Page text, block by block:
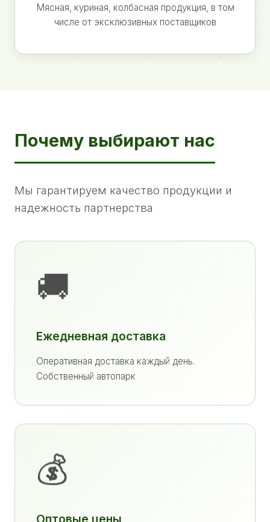
Мясная, куриная, колбасная продукция, в том
числе от эксклюзивных поставщиков
Почему выбирают нас
Мы гарантируем качество продукции и
надежность партнерства
🚚
Ежедневная доставка
Оперативная доставка каждый день.
Собственный автопарк
💰
Оптовые цены